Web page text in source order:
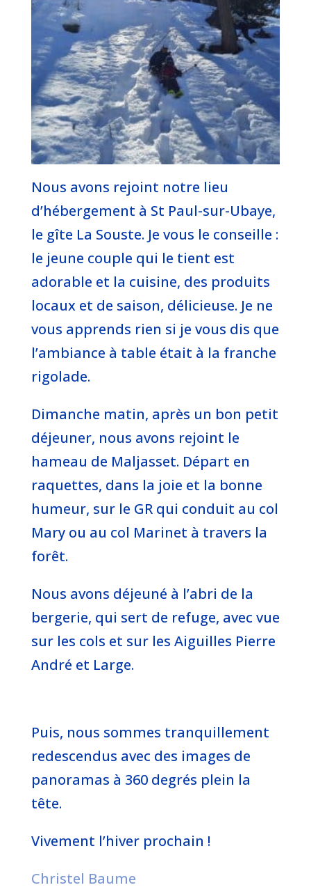
Nous avons rejoint notre lieu
d’hébergement à St Paul-sur-Ubaye,
le gîte La Souste. Je vous le conseille :
le jeune couple qui le tient est
adorable et la cuisine, des produits
locaux et de saison, délicieuse. Je ne
vous apprends rien si je vous dis que
l’ambiance à table était à la franche
rigolade.
Dimanche matin, après un bon petit
déjeuner, nous avons rejoint le
hameau de Maljasset. Départ en
raquettes, dans la joie et la bonne
humeur, sur le GR qui conduit au col
Mary ou au col Marinet à travers la
forêt.
Nous avons déjeuné à l’abri de la
bergerie, qui sert de refuge, avec vue
sur les cols et sur les Aiguilles Pierre
André et Large.
Puis, nous sommes tranquillement
redescendus avec des images de
panoramas à 360 degrés plein la
tête.
Vivement l’hiver prochain !
Christel Baume